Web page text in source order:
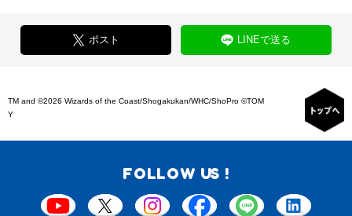
ポスト LINEで送る
TM and ©2026 Wizards of the Coast/Shogakukan/WHC/ShoPro ©TOM
Y
FOLLOW US !